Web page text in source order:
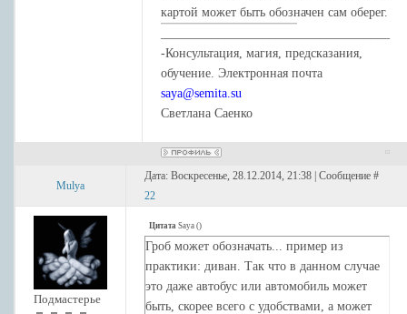
картой может быть обозначен сам оберег.
-Консультация, магия, предсказания,
обучение. Электронная почта
saya@semita.su
Светлана Саенко
Mulya
Дата: Воскресенье, 28.12.2014, 21:38 | Сообщение #
22
Подмастерье
Цитата Saya ()
Гроб может обозначать... пример из
практики: диван. Так что в данном случае
это даже автобус или автомобиль может
быть, скорее всего с удобствами, а может